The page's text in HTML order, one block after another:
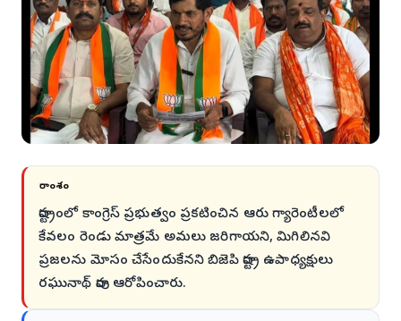
సారాంశం
రాష్ట్రంలో కాంగ్రెస్ ప్రభుత్వం ప్రకటించిన ఆరు గ్యారెంటీలలో
కేవలం రెండు మాత్రమే అమలు జరిగాయని, మిగిలినవి
ప్రజలను మోసం చేసేందుకేనని బిజెపి రాష్ట్ర ఉపాధ్యక్షులు
రఘునాథ్ రావు ఆరోపించారు.